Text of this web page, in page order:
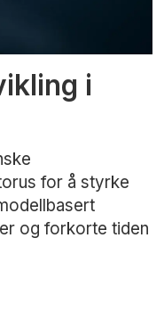
i
for å styrke
og forkorte tiden